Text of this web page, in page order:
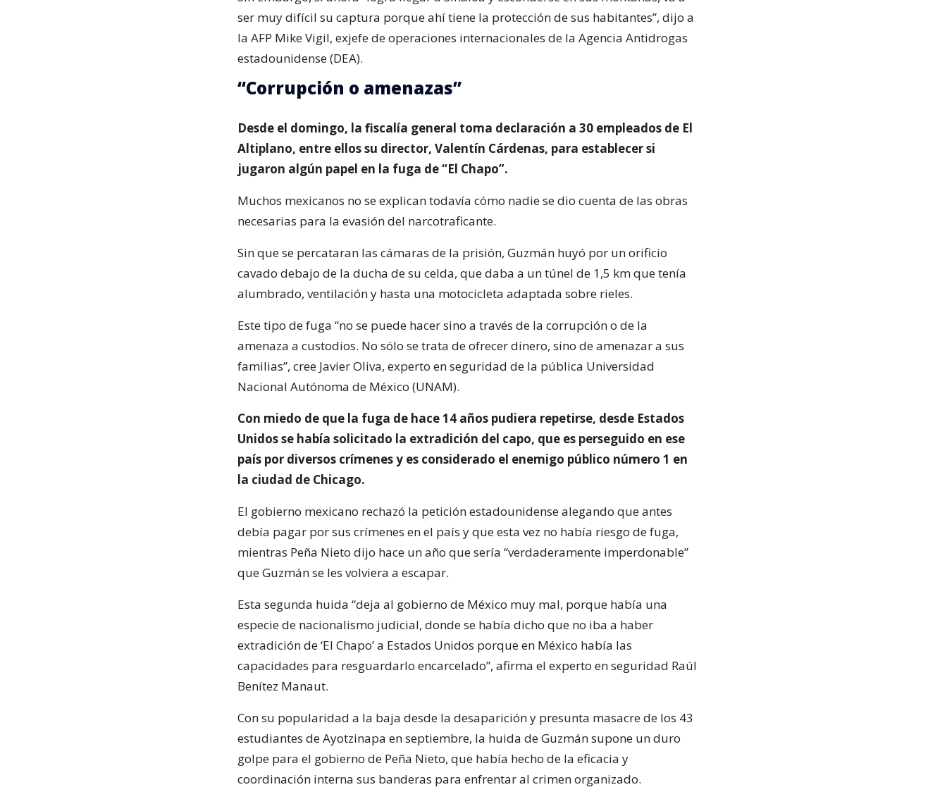
ser muy difícil su captura porque ahí tiene la protección de sus habitantes”, dijo a
la AFP Mike Vigil, exjefe de operaciones internacionales de la Agencia Antidrogas
estadounidense (DEA).
“Corrupción o amenazas”
Desde el domingo, la fiscalía general toma declaración a 30 empleados de El
Altiplano, entre ellos su director, Valentín Cárdenas, para establecer si
jugaron algún papel en la fuga de “El Chapo”.
Muchos mexicanos no se explican todavía cómo nadie se dio cuenta de las obras
necesarias para la evasión del narcotraficante.
Sin que se percataran las cámaras de la prisión, Guzmán huyó por un orificio
cavado debajo de la ducha de su celda, que daba a un túnel de 1,5 km que tenía
alumbrado, ventilación y hasta una motocicleta adaptada sobre rieles.
Este tipo de fuga “no se puede hacer sino a través de la corrupción o de la
amenaza a custodios. No sólo se trata de ofrecer dinero, sino de amenazar a sus
familias”, cree Javier Oliva, experto en seguridad de la pública Universidad
Nacional Autónoma de México (UNAM).
Con miedo de que la fuga de hace 14 años pudiera repetirse, desde Estados
Unidos se había solicitado la extradición del capo, que es perseguido en ese
país por diversos crímenes y es considerado el enemigo público número 1 en
la ciudad de Chicago.
El gobierno mexicano rechazó la petición estadounidense alegando que antes
debía pagar por sus crímenes en el país y que esta vez no había riesgo de fuga,
mientras Peña Nieto dijo hace un año que sería “verdaderamente imperdonable”
que Guzmán se les volviera a escapar.
Esta segunda huida “deja al gobierno de México muy mal, porque había una
especie de nacionalismo judicial, donde se había dicho que no iba a haber
extradición de ‘El Chapo’ a Estados Unidos porque en México había las
capacidades para resguardarlo encarcelado”, afirma el experto en seguridad Raúl
Benítez Manaut.
Con su popularidad a la baja desde la desaparición y presunta masacre de los 43
estudiantes de Ayotzinapa en septiembre, la huida de Guzmán supone un duro
golpe para el gobierno de Peña Nieto, que había hecho de la eficacia y
coordinación interna sus banderas para enfrentar al crimen organizado.